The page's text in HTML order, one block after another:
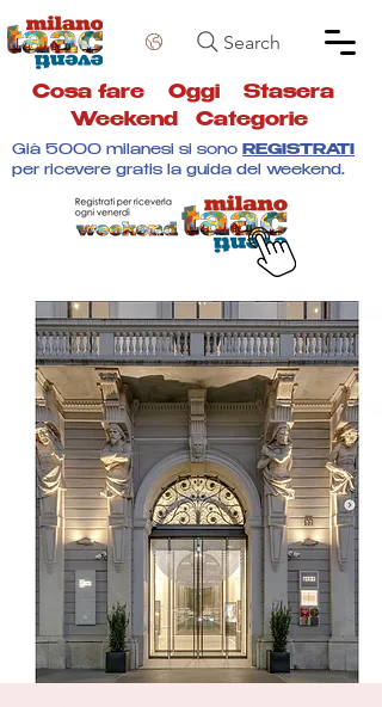
Search
Cosa fare Oggi Stasera
Weekend
Categorie
Già 5000 milanesi si sono REGISTRATI
per ricevere gratis la guida del weekend.